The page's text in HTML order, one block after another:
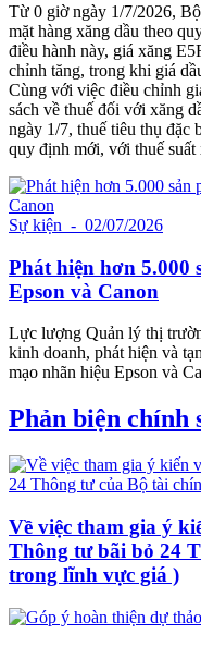
Từ 0 giờ ngày 1/7/2026,
mặt hàng xăng dầu theo
điều hành này, giá xăng
chỉnh tăng, trong khi giá
Cùng với việc điều chỉnh
sách về thuế đối với xăng
ngày 1/7, thuế tiêu thụ đặc
quy định mới, với thuế
Sự kiện - 02/07/2026
Phát hiện hơn 5.000
Epson và Canon
Lực lượng Quản lý thị
kinh doanh, phát hiện và
mạo nhãn hiệu Epson và
Phản biện chính
Về việc tham gia ý
Thông tư bãi bỏ 24
trong lĩnh vực giá )